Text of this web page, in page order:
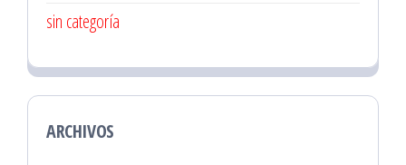
sin categoría
ARCHIVOS